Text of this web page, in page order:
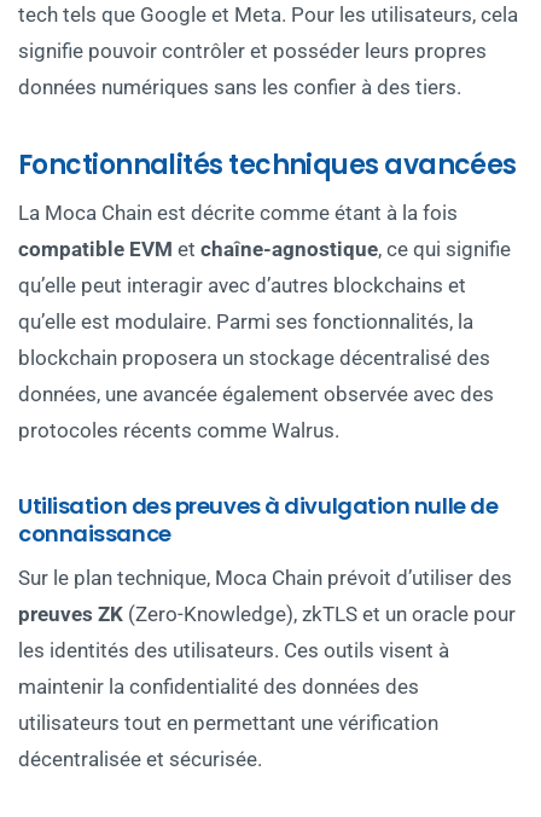
tech tels que Google et Meta. Pour les utilisateurs, cela
signifie pouvoir contrôler et posséder leurs propres
données numériques sans les confier à des tiers.
Fonctionnalités techniques avancées
La Moca Chain est décrite comme étant à la fois
compatible EVM et chaîne-agnostique, ce qui signifie
qu’elle peut interagir avec d’autres blockchains et
qu’elle est modulaire. Parmi ses fonctionnalités, la
blockchain proposera un stockage décentralisé des
données, une avancée également observée avec des
protocoles récents comme Walrus.
Utilisation des preuves à divulgation nulle de
connaissance
Sur le plan technique, Moca Chain prévoit d’utiliser des
preuves ZK (Zero-Knowledge), zkTLS et un oracle pour
les identités des utilisateurs. Ces outils visent à
maintenir la confidentialité des données des
utilisateurs tout en permettant une vérification
décentralisée et sécurisée.